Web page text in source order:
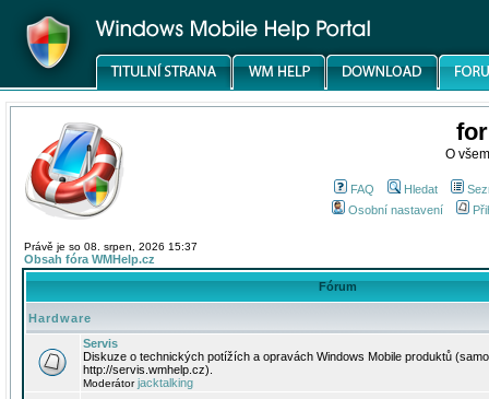
O
FAQ Hledat
Osobní nastavení
Právě je so 08. srpen, 2026 15:37
Obsah fóra WMHelp.cz
Fórum
Hardware
Servis
Diskuze o technických potížích a opravách Windows Mobile produktů
http://servis.wmhelp.cz).
Moderátorjacktalking